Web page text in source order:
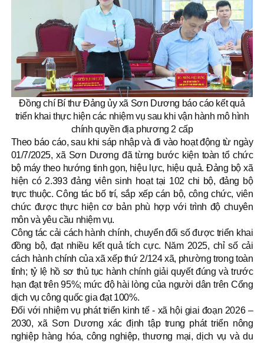
Đồng chí Bí thư Đảng ủy xã Sơn Dương báo cáo kết quả
triển khai thực hiện các nhiệm vụ sau khi vận hành mô hình
chính quyền địa phương 2 cấp
Theo báo cáo, sau khi sáp nhập và đi vào hoạt động từ ngày
01/7/2025, xã Sơn Dương đã từng bước kiện toàn tổ chức
bộ máy theo hướng tinh gọn, hiệu lực, hiệu quả. Đảng bộ xã
hiện có 2.393 đảng viên sinh hoạt tại 102 chi bộ, đảng bộ
trực thuộc. Công tác bố trí, sắp xếp cán bộ, công chức, viên
chức được thực hiện cơ bản phù hợp với trình độ chuyên
môn và yêu cầu nhiệm vụ.
Công tác cải cách hành chính, chuyển đổi số được triển khai
đồng bộ, đạt nhiều kết quả tích cực. Năm 2025, chỉ số cải
cách hành chính của xã xếp thứ 2/124 xã, phường trong toàn
tỉnh; tỷ lệ hồ sơ thủ tục hành chính giải quyết đúng và trước
hạn đạt trên 95%; mức độ hài lòng của người dân trên Cổng
dịch vụ công quốc gia đạt 100%.
Đối với nhiệm vụ phát triển kinh tế - xã hội giai đoạn 2026 –
2030, xã Sơn Dương xác định tập trung phát triển nông
nghiệp hàng hóa, công nghiệp, thương mại, dịch vụ và du